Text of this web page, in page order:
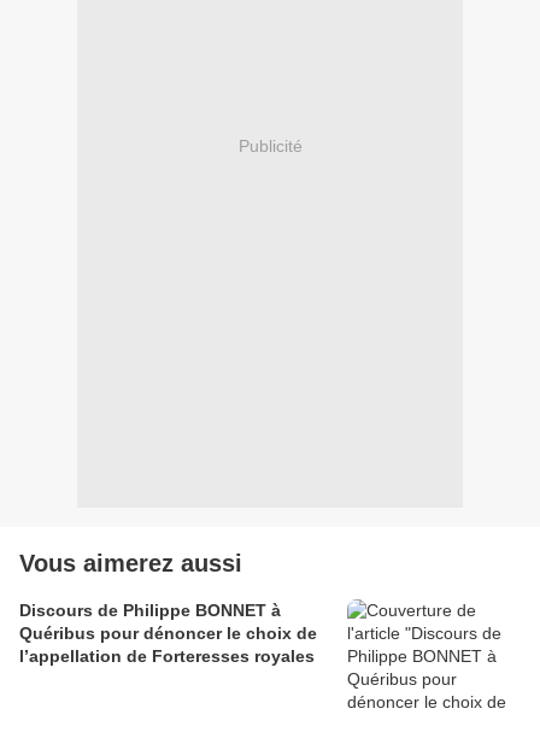
Publicité
Vous aimerez aussi
Discours de Philippe BONNET à
Quéribus pour dénoncer le choix de
l’appellation de Forteresses royales